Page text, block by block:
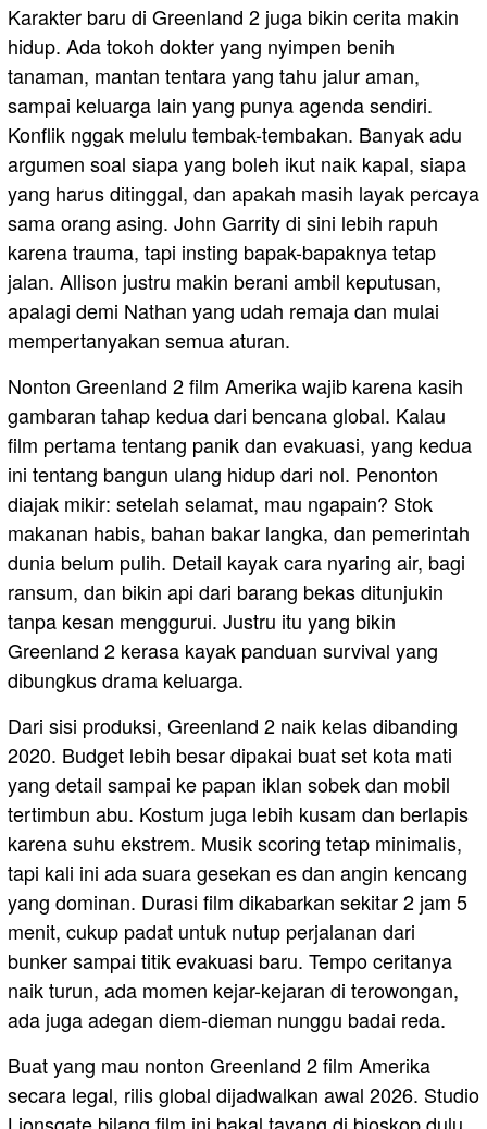
Karakter baru di Greenland 2 juga bikin cerita makin
hidup. Ada tokoh dokter yang nyimpen benih
tanaman, mantan tentara yang tahu jalur aman,
sampai keluarga lain yang punya agenda sendiri.
Konflik nggak melulu tembak-tembakan. Banyak adu
argumen soal siapa yang boleh ikut naik kapal, siapa
yang harus ditinggal, dan apakah masih layak percaya
sama orang asing. John Garrity di sini lebih rapuh
karena trauma, tapi insting bapak-bapaknya tetap
jalan. Allison justru makin berani ambil keputusan,
apalagi demi Nathan yang udah remaja dan mulai
mempertanyakan semua aturan.
Nonton Greenland 2 film Amerika wajib karena kasih
gambaran tahap kedua dari bencana global. Kalau
film pertama tentang panik dan evakuasi, yang kedua
ini tentang bangun ulang hidup dari nol. Penonton
diajak mikir: setelah selamat, mau ngapain? Stok
makanan habis, bahan bakar langka, dan pemerintah
dunia belum pulih. Detail kayak cara nyaring air, bagi
ransum, dan bikin api dari barang bekas ditunjukin
tanpa kesan menggurui. Justru itu yang bikin
Greenland 2 kerasa kayak panduan survival yang
dibungkus drama keluarga.
Dari sisi produksi, Greenland 2 naik kelas dibanding
2020. Budget lebih besar dipakai buat set kota mati
yang detail sampai ke papan iklan sobek dan mobil
tertimbun abu. Kostum juga lebih kusam dan berlapis
karena suhu ekstrem. Musik scoring tetap minimalis,
tapi kali ini ada suara gesekan es dan angin kencang
yang dominan. Durasi film dikabarkan sekitar 2 jam 5
menit, cukup padat untuk nutup perjalanan dari
bunker sampai titik evakuasi baru. Tempo ceritanya
naik turun, ada momen kejar-kejaran di terowongan,
ada juga adegan diem-dieman nunggu badai reda.
Buat yang mau nonton Greenland 2 film Amerika
secara legal, rilis global dijadwalkan awal 2026. Studio